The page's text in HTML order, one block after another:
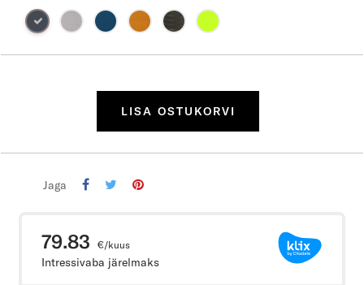
LISA OSTUKORVI
Jaga